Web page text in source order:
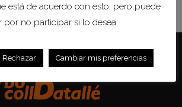
está de acuerdo con esto, pero puede
por no participar si lo desea.
Rechazar Cambiar mis preferencias